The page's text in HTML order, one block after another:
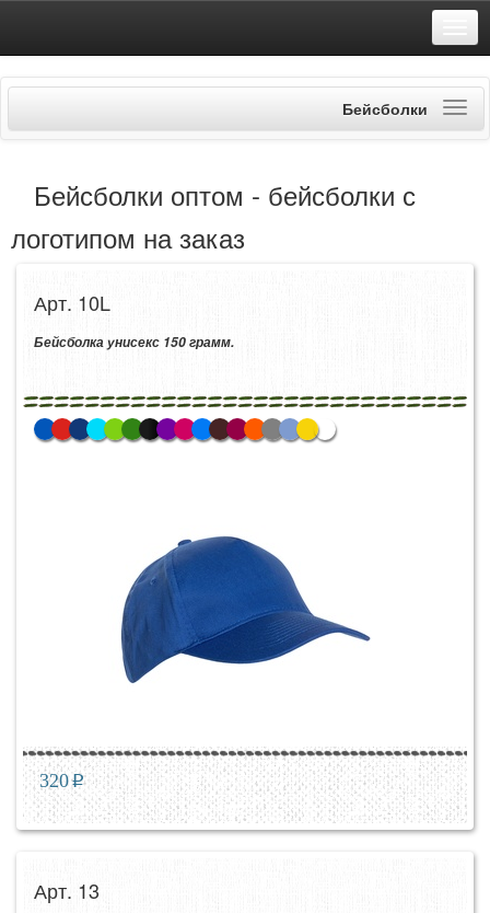
Бейсболки
Бейсболки оптом - бейсболки с
логотипом на заказ
Арт. 10L
Бейсболка унисекс 150 грамм.
320p
Арт. 13